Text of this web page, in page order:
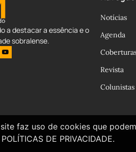
a destacar a essência e o
sobralense.
Notícias
Agenda
Revista
Colunistas
faz uso de cookies que
POLÍTICAS DE PRIVACIDADE.